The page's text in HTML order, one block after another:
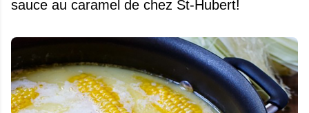
sauce au caramel de chez St-Hubert!